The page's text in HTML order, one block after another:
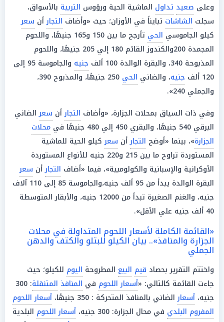
وعلى صعيد تداول الماشية الحية ورؤوس التربية بالأسواق،
سجلت الشاشات تبايناً في الأوزان؛ حيث «وأضاف التجارأن سعر
كيلو الجاموسي الحي
تأرجح ما بين 150 و165 جنيهًا، واللحوم
المجمدة 200والكندوز القائم 180 إلي 205 جنيهًا، واللحوم
المذبوحة 340، والبقرة الوالدة 100 ألف
جنيه
والجاموسة 95 إلى
120 ألف
جنيه، والضاني الحي
250 جنيهًا، والمذبوح 390،
والجملي 240».
وفي ذات السياق بمحلات الجزارة، «وأضاف التجارأن سعرالضاني
البرقي 540 جنيهًا، والبقري 450 إلي 480 جنيهًا في
محلات
الجزارة»، بينما «أوضح التجارأن سعركيلو الحية للماشية
المستوردة تراوح ما بين 215 و220 جنيه للأنواع المستوردة
الأوكرانية والإسبانية والكولومبية»، فيما «أضاف التجارأن سعر
البقرة الوالدة يبدأ من 95 ألف جنيه،والجاموسة 85 إلى 110 آلاف
جنيه، والغنم الصغيرة تبدأ من 12000 جنيه، والأبقار المتوسطة
40 ألف جنيه علي الأقل».
«القائمة الكاملة لأسعار اللحوم المتداولة في محلات
الجزارة والمنافذ».. بيان الكيلو للبتلو والكتف والدهن
الجملي
واختتم التقرير بحصاد قيم البيع المطروحة اليوم للكيلو؛ حيث
جاءت القائمة كالتالي: «أسعار اللحوم في المنافذ المتنقلة : 300
جنيه، أسعارالضاني بالمنافذ المتحركة : 350 جنيهًا،
أسعار اللحوم
المفروم البلدي في محال الجزارة: 300 جنيه، أسعار اللحوم البلدية